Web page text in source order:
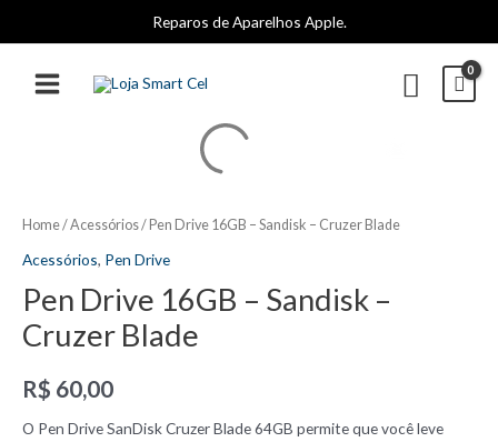
para
conteúdo
Reparos de Aparelhos Apple.
MAIN
Home/Acessórios/ Pen Drive 16GB – Sandisk – Cruzer Blade
Acessórios, Pen Drive
Pen Drive 16GB – Sandisk –
Cruzer Blade
R$ 60,00
O Pen Drive SanDisk Cruzer Blade 64GB permite que você leve